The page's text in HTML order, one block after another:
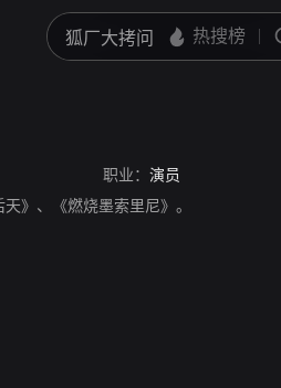
职业： 演员
》、《燃烧墨索里尼》。